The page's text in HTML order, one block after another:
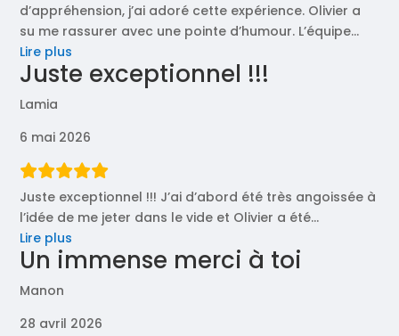
d’appréhension, j’ai adoré cette expérience. Olivier a
su me rassurer avec une pointe d’humour. L’équipe…
Lire plus
exceptionnel
beaucoup
Juste exceptionnel !!!
Lamia
6 mai 2026
Juste exceptionnel !!! J’ai d’abord été très angoissée à
l’idée de me jeter dans le vide et Olivier a été…
Lire plus
exceptionnel
Un immense merci à toi
Manon
28 avril 2026